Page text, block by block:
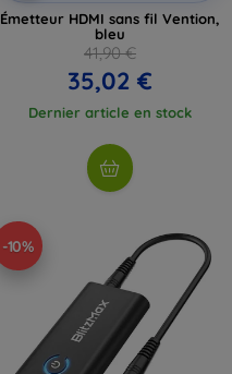
Émetteur HDMI sans fil Vention,
bleu
41,90 €
35,02 €
Dernier article en stock
-10%